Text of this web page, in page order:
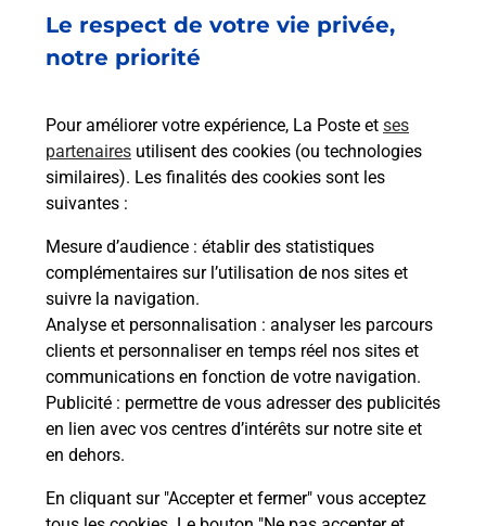
Le respect de votre vie privée,
notre priorité
Pour améliorer votre expérience, La Poste et ses
partenaires utilisent des cookies (ou technologies
similaires). Les finalités des cookies sont les
suivantes :
Mesure d’audience : établir des statistiques
complémentaires sur l’utilisation de nos sites et
suivre la navigation.
Analyse et personnalisation : analyser les parcours
clients et personnaliser en temps réel nos sites et
communications en fonction de votre navigation.
Publicité : permettre de vous adresser des publicités
en lien avec vos centres d’intérêts sur notre site et
en dehors.
En cliquant sur "Accepter et fermer" vous acceptez
1 RUE DU CHEMIN
35800 ST BRIAC SUR MER
Malin !
La Poste
en ligne
Ouvert 24h/24
En savoir plus